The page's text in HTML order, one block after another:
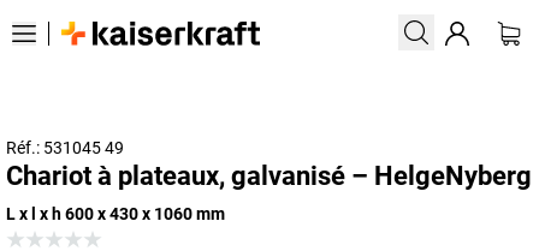
Réf.: 531045 49
Chariot à plateaux, galvanisé – HelgeNyberg
L x l x h 600 x 430 x 1060 mm